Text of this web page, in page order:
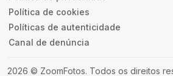
Política de cookies
Políticas de autenticidade
Canal de denúncia
2026 © ZoomFotos. Todos os direitos